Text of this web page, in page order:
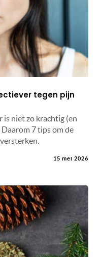
tegen pijn
niet zo krachtig (en
7 tips om de
15 mei 2026